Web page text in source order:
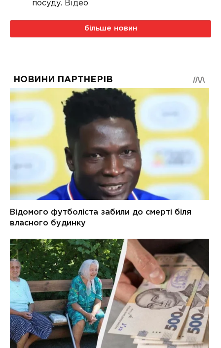
посуду. Відео
більше новин